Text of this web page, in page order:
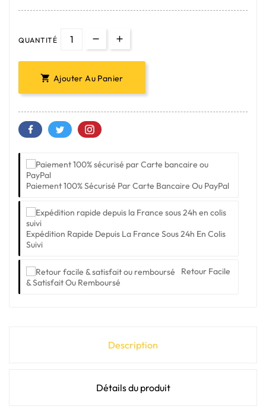
QUANTITÉ
 Ajouter Au Panier
Paiement 100% Sécurisé Par Carte Bancaire Ou PayPal
Expédition Rapide Depuis La France Sous 24h En Colis
Suivi
Retour Facile
& Satisfait Ou Remboursé
Description
Détails du produit